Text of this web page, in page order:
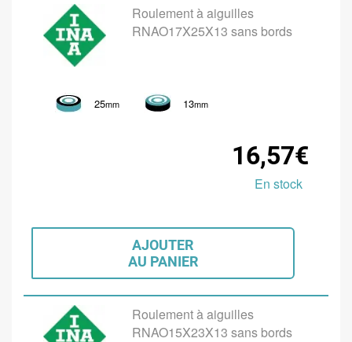
Roulement à aiguilles
RNAO17X25X13 sans bords
25mm 13mm
16,57€
En stock
AJOUTER
AU PANIER
Roulement à aiguilles
RNAO15X23X13 sans bords